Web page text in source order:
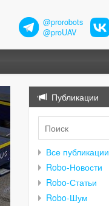
@prorobots
@proUAV
Публикации
Все публикации
Robo-Новости
Robo-Статьи
Robo-Шум